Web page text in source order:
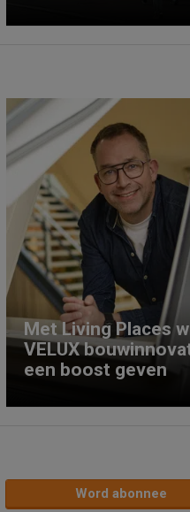
Met Living Places
VELUX
een boost geven
Word abonnee